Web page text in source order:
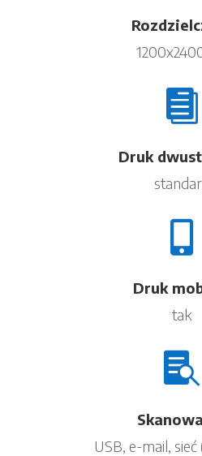

Druk

Druk
tak

USB, e-mail,